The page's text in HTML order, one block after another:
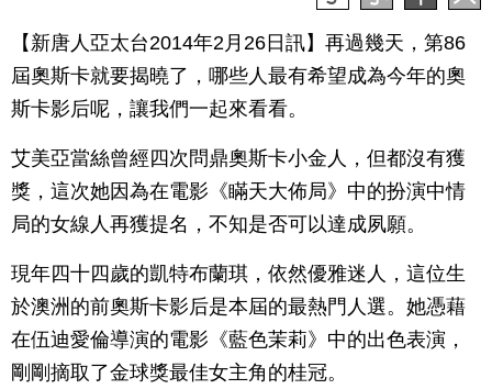
【新唐人亞太台2014年2月26日訊】再過幾天，第86
屆奧斯卡就要揭曉了，哪些人最有希望成為今年的奧
斯卡影后呢，讓我們一起來看看。
艾美亞當絲曾經四次問鼎奧斯卡小金人，但都沒有獲
獎，這次她因為在電影《瞞天大佈局》中的扮演中情
局的女線人再獲提名，不知是否可以達成夙願。
現年四十四歲的凱特布蘭琪，依然優雅迷人，這位生
於澳洲的前奧斯卡影后是本屆的最熱門人選。她憑藉
在伍迪愛倫導演的電影《藍色茉莉》中的出色表演，
剛剛摘取了金球獎最佳女主角的桂冠。